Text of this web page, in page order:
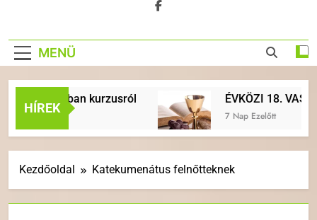
MENÜ
HÍREK
kurzusról ÉVKÖZI 18. VASÁRNAP
7 Nap Ezelőtt
Kezdőoldal Katekumenátus felnőtteknek